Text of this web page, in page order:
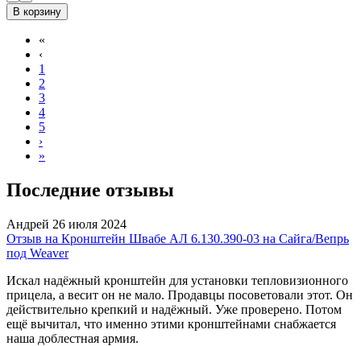
В корзину
«
‹
1
2
3
4
5
›
»
Последние отзывы
Андрей 26 июля 2024
Отзыв на Кронштейн Швабе АЛ 6.130.390-03 на Сайга/Вепрь
под Weaver
Искал надёжный кронштейн для установки тепловизионного
прицела, а весит он не мало. Продавцы посоветовали этот. Он
действительно крепкий и надёжный. Уже проверено. Потом
ещё вычитал, что именно этими кронштейнами снабжается
наша доблестная армия.